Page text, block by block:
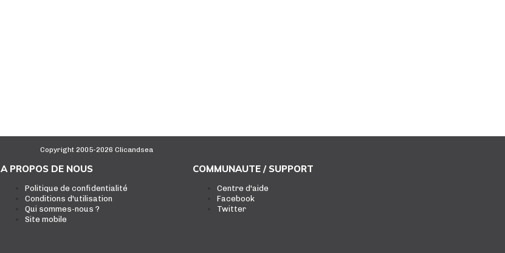
Copyright 2005-2026 Clicandsea
A PROPOS DE NOUS
Politique de confidentialité
Conditions d'utilisation
Qui sommes-nous ?
Site mobile
COMMUNAUTE / SUPPORT
Centre d'aide
Facebook
Twitter